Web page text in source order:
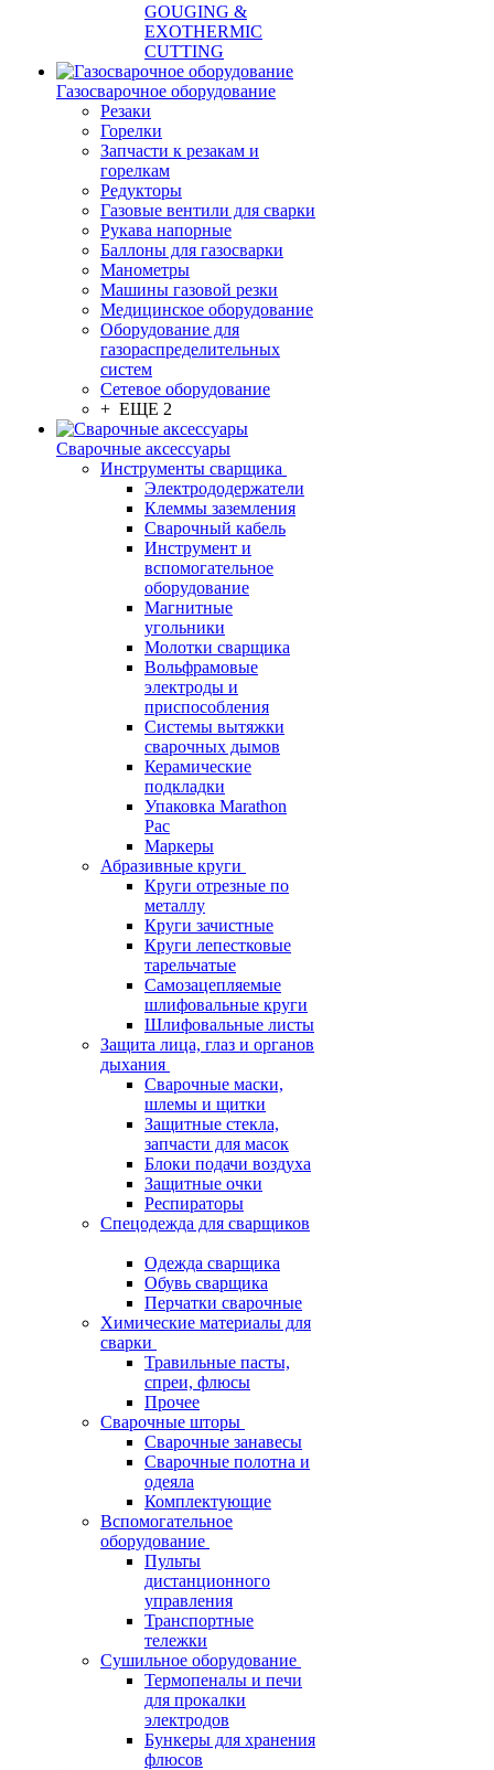
GOUGING &
EXOTHERMIC
CUTTING
Газосварочное оборудование
Резаки
Горелки
Запчасти к резакам и
горелкам
Редукторы
Газовые вентили для сварки
Рукава напорные
Баллоны для газосварки
Манометры
Машины газовой резки
Медицинское оборудование
Оборудование для
газораспределительных
систем
Сетевое оборудование
+ ЕЩЕ 2
Сварочные аксессуары
Инструменты сварщика
Электрододержатели
Клеммы заземления
Сварочный кабель
Инструмент и
вспомогательное
оборудование
Магнитные
угольники
Молотки сварщика
Вольфрамовые
электроды и
приспособления
Системы вытяжки
сварочных дымов
Керамические
подкладки
Упаковка Marathon
Pac
Маркеры
Абразивные круги
Круги отрезные по
металлу
Круги зачистные
Круги лепестковые
тарельчатые
Самозацепляемые
шлифовальные круги
Шлифовальные листы
Защита лица, глаз и органов
дыхания
Сварочные маски,
шлемы и щитки
Защитные стекла,
запчасти для масок
Блоки подачи воздуха
Защитные очки
Респираторы
Спецодежда для сварщиков
Одежда сварщика
Обувь сварщика
Перчатки сварочные
Химические материалы для
сварки
Травильные пасты,
спреи, флюсы
Прочее
Сварочные шторы
Сварочные занавесы
Сварочные полотна и
одеяла
Комплектующие
Вспомогательное
оборудование
Пульты
дистанционного
управления
Транспортные
тележки
Сушильное оборудование
Термопеналы и печи
для прокалки
электродов
Бункеры для хранения
флюсов